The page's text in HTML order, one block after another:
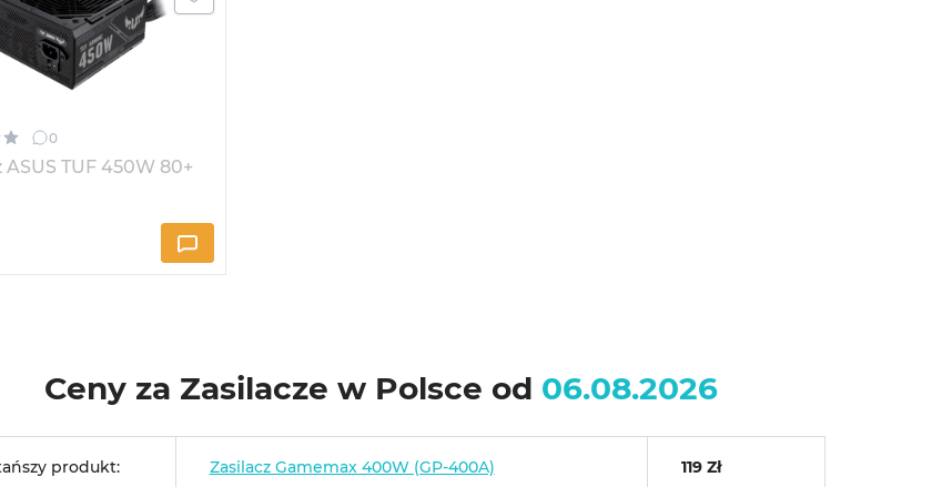
0
ASUS TUF 450W 80+
Ceny za Zasilacze w Polsce od 06.08.2026
produkt: Zasilacz Gamemax 400W (GP-400A) 119 Zł